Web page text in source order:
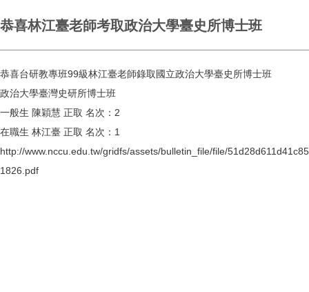
恭喜林江臺老師考取政治大學臺史所博士班
恭喜台研教專班99級林江臺老師錄取國立政治大學臺史所博士班
政治大學臺灣史研所博士班
一般生 陳穎慧 正取 名次：2
在職生 林江臺 正取 名次：1
http://www.nccu.edu.tw/gridfs/assets/bulletin_file/file/
1826.pdf